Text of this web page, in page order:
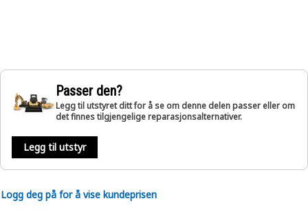
Passer den?
Legg til utstyret ditt for å se om denne delen passer eller om
det finnes tilgjengelige reparasjonsalternativer.
Legg til utstyr
Logg deg på for å vise kundeprisen